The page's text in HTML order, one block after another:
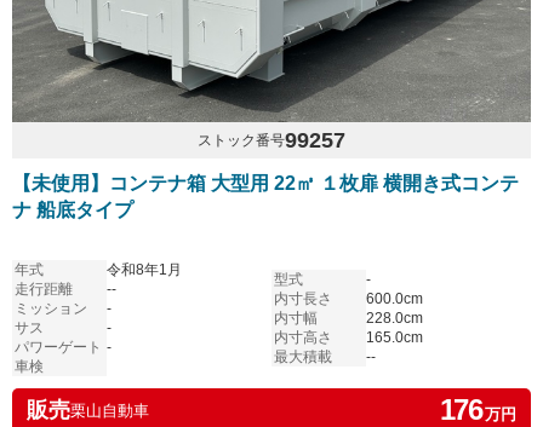
ストック番号99257
【未使用】コンテナ箱 大型用 22㎥ １枚扉 横開き式コンテ
ナ 船底タイプ
年式
令和8年1月
走行距離
--
ミッション
-
サス
-
パワーゲート -
車検
型式
-
内寸長さ
600.0cm
内寸幅
228.0cm
内寸高さ
165.0cm
最大積載
--
販売栗山自動車 176万円